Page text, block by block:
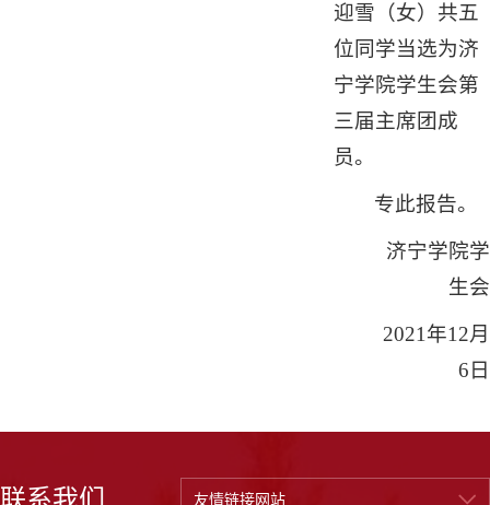
迎雪（女）共五
位同学当选为济
宁学院学生会第
三届主席团成
员。
专此报告。
济宁学院学
生会
2021年12月
6日
友情链接网站